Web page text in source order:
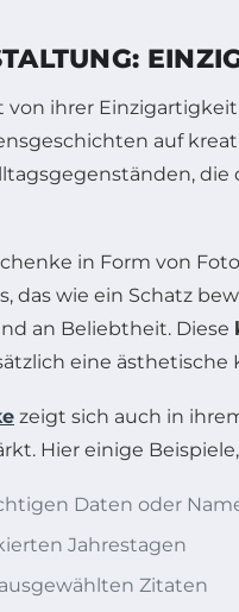
von ihrer
auf
in Form von
das wie ein Schatz
an Beliebtheit. Diese
eine ästhetische
zeigt sich auch in
Hier einige
Daten oder
Jahrestagen
Zitaten